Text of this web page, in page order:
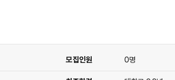
모집인원 0명